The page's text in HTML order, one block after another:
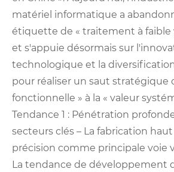
matériel informatique a
étiquette de « traitement à faible
et s'appuie désormais sur
technologique et la
pour réaliser un saut stratégique
fonctionnelle » à la « valeur
Tendance 1 : Pénétration
secteurs clés – La fabrication
précision comme principale voie
La tendance de développement